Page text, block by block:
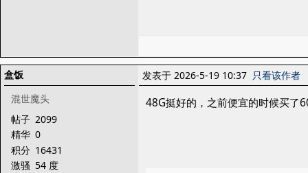
盒饭
混世魔头
帖子 2099
精华 0
积分 16431
激骚 54 度
发表于 2026-5-19 10:37 只看该作者
48G挺好的，之前便宜的时候买了